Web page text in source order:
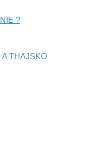
?
THAJSKO